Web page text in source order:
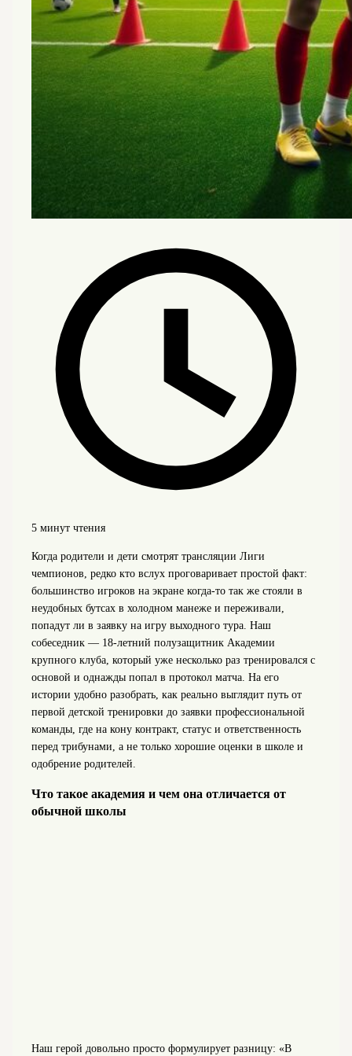
5 минут чтения
Когда родители и дети смотрят трансляции Лиги
чемпионов, редко кто вслух проговаривает простой факт:
большинство игроков на экране когда‑то так же стояли в
неудобных бутсах в холодном манеже и переживали,
попадут ли в заявку на игру выходного тура. Наш
собеседник — 18‑летний полузащитник Академии
крупного клуба, который уже несколько раз тренировался с
основой и однажды попал в протокол матча. На его
истории удобно разобрать, как реально выглядит путь от
первой детской тренировки до заявки профессиональной
команды, где на кону контракт, статус и ответственность
перед трибунами, а не только хорошие оценки в школе и
одобрение родителей.
Что такое академия и чем она отличается от
обычной школы
Наш герой довольно просто формулирует разницу: «В